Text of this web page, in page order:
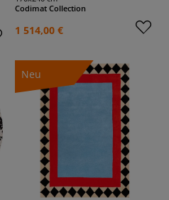
Codimat Collection
1 514,00 €
Neu